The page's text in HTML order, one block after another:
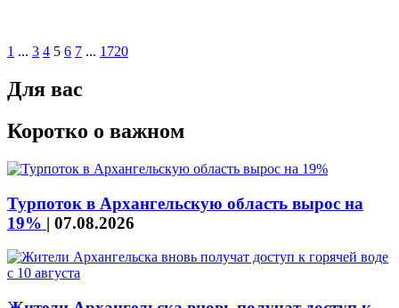
1 ... 3 4 5 6 7 ... 1720
Для вас
Коротко о важном
Турпоток в Архангельскую область вырос на
19% | 07.08.2026